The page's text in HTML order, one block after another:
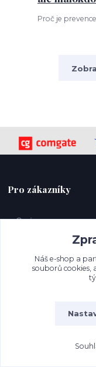
Proč je
Pro zákazníky
O nás
Obchodní podmínky
Náš e-shop a
souborů